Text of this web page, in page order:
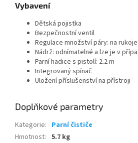
Vybavení
Dětská pojistka
Bezpečnostní ventil
Regulace množství páry: na
Nádrž: odnímatelné a lze je v
Parní hadice s pistolí: 2.2 m
Integrovaný spínač
Uložení příslušenství na přístroji
Doplňkové parametry
Kategorie: Parní čističe
Hmotnost: 5.7 kg